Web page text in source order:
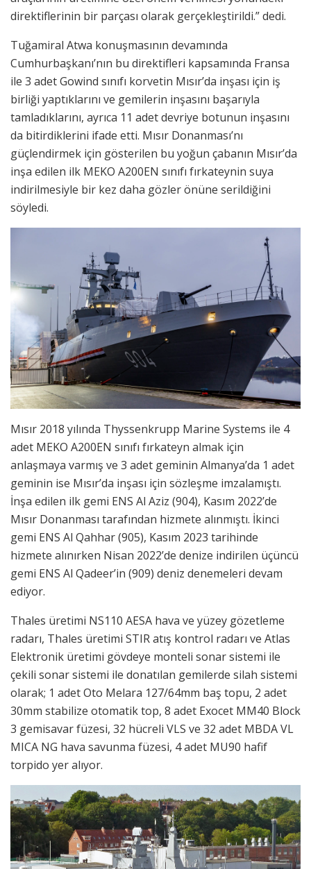
direktiflerinin bir parçası olarak gerçekleştirildi.” dedi.
Tuğamiral Atwa konuşmasının devamında
Cumhurbaşkanı’nın bu direktifleri kapsamında Fransa
ile 3 adet Gowind sınıfı korvetin Mısır’da inşası için iş
birliği yaptıklarını ve gemilerin inşasını başarıyla
tamladıklarını, ayrıca 11 adet devriye botunun inşasını
da bitirdiklerini ifade etti. Mısır Donanması’nı
güçlendirmek için gösterilen bu yoğun çabanın Mısır’da
inşa edilen ilk MEKO A200EN sınıfı fırkateynin suya
indirilmesiyle bir kez daha gözler önüne serildiğini
söyledi.
Mısır 2018 yılında Thyssenkrupp Marine Systems ile 4
adet MEKO A200EN sınıfı fırkateyn almak için
anlaşmaya varmış ve 3 adet geminin Almanya’da 1 adet
geminin ise Mısır’da inşası için sözleşme imzalamıştı.
İnşa edilen ilk gemi ENS Al Aziz (904), Kasım 2022’de
Mısır Donanması tarafından hizmete alınmıştı. İkinci
gemi ENS Al Qahhar (905), Kasım 2023 tarihinde
hizmete alınırken Nisan 2022’de denize indirilen üçüncü
gemi ENS Al Qadeer’in (909) deniz denemeleri devam
ediyor.
Thales üretimi NS110 AESA hava ve yüzey gözetleme
radarı, Thales üretimi STIR atış kontrol radarı ve Atlas
Elektronik üretimi gövdeye monteli sonar sistemi ile
çekili sonar sistemi ile donatılan gemilerde silah sistemi
olarak; 1 adet Oto Melara 127/64mm baş topu, 2 adet
30mm stabilize otomatik top, 8 adet Exocet MM40 Block
3 gemisavar füzesi, 32 hücreli VLS ve 32 adet MBDA VL
MICA NG hava savunma füzesi, 4 adet MU90 hafif
torpido yer alıyor.